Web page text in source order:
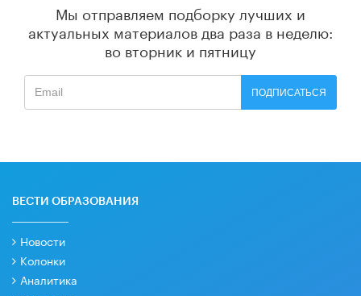
Мы отправляем подборку лучших и
актуальных материалов два раза в неделю:
во вторник и пятницу
ПОДПИСАТЬСЯ
ВЕСТИ ОБРАЗОВАНИЯ
Новости
Колонки
Аналитика